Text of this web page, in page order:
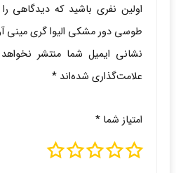
اولین نفری باشید که دیدگاهی
طوسی دور مشکی الیوا گری مینی
نشانی ایمیل شما منتشر
علامت‌گذاری شده‌اند *
امتیاز شما *